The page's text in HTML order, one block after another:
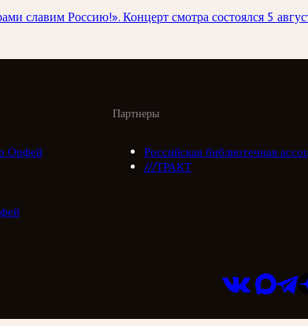
славим Россию!». Концерт смотра состоялся 5
Орфей
Партнеры
Российская библиотечная
///ТРАКТ